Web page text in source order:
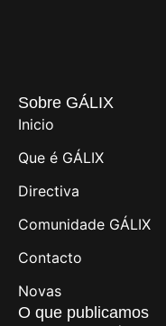
Sobre GÁLIX
Inicio
Que é GÁLIX
Directiva
Comunidade GÁLIX
Contacto
Novas
O que publicamos